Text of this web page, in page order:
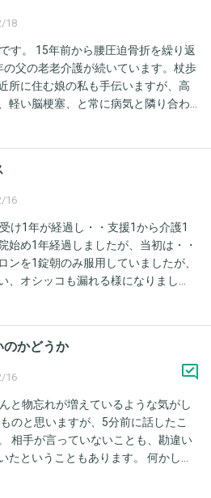
18
す。 15年前から腰圧迫骨折を繰り返
の父の老老介護が続いています。杖歩
所に住む娘の私も手伝いますが、高
軽い脳梗塞、と常に病気と隣り合わ
前人工弁置換術を受け問題ない状態
、本人の帰宅願望が強く、軽く認知
食事を全く摂らなくなりました。新
では、水分補給の点滴をしてくれて
器内科受診を勧められて明日、受診
と食べたくない、食べる意欲が全く
されましたが、少し口をつける程度
い、という時には、エンシュアで乗
ないとのこと。どういうアプローチ
んでいます。教えていただければ助
16
け1年が経過し・・支援1から介護1
始め1年経過しましたが、当初は・・
ンを1錠朝のみ服用していましたが、
、オシッコも漏れる様になりまし
ムツを履いてますが・・以前は、漏
日々です。主治医に伝えたら、過剰
ニス錠夜1錠を処方されました。薬剤
われました。恐らく、認知も進んだ
うね。
のかどうか
16
と物忘れが増えているような気がし
のと思いますが、5分前に話したこ
相手が言っていないことも、勘違い
たということもあります。 何かしら
、そうだったと思いだすことがほと